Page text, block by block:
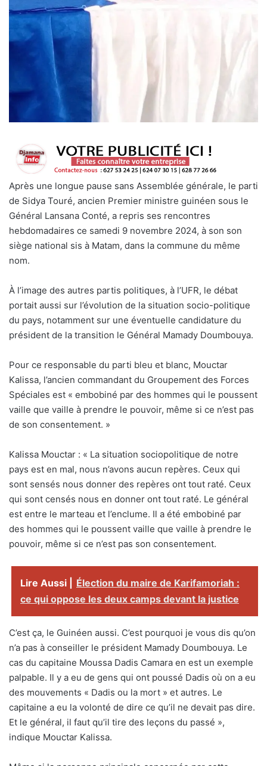
Après une longue pause sans Assemblée générale, le parti
de Sidya Touré, ancien Premier ministre guinéen sous le
Général Lansana Conté, a repris ses rencontres
hebdomadaires ce samedi 9 novembre 2024, à son son
siège national sis à Matam, dans la commune du même
nom.
À l’image des autres partis politiques, à l’UFR, le débat
portait aussi sur l’évolution de la situation socio-politique
du pays, notamment sur une éventuelle candidature du
président de la transition le Général Mamady Doumbouya.
Pour ce responsable du parti bleu et blanc, Mouctar
Kalissa, l’ancien commandant du Groupement des Forces
Spéciales est « embobiné par des hommes qui le poussent
vaille que vaille à prendre le pouvoir, même si ce n’est pas
de son consentement. »
Kalissa Mouctar : « La situation sociopolitique de notre
pays est en mal, nous n’avons aucun repères. Ceux qui
sont sensés nous donner des repères ont tout raté. Ceux
qui sont censés nous en donner ont tout raté. Le général
est entre le marteau et l’enclume. Il a été embobiné par
des hommes qui le poussent vaille que vaille à prendre le
pouvoir, même si ce n’est pas son consentement.
Lire Aussi |
Élection du maire de Karifamoriah :
ce qui oppose les deux camps devant la justice
C’est ça, le Guinéen aussi. C’est pourquoi je vous dis qu’on
n’a pas à conseiller le président Mamady Doumbouya. Le
cas du capitaine Moussa Dadis Camara en est un exemple
palpable. Il y a eu de gens qui ont poussé Dadis où on a eu
des mouvements « Dadis ou la mort » et autres. Le
capitaine a eu la volonté de dire ce qu’il ne devait pas dire.
Et le général, il faut qu’il tire des leçons du passé »,
indique Mouctar Kalissa.